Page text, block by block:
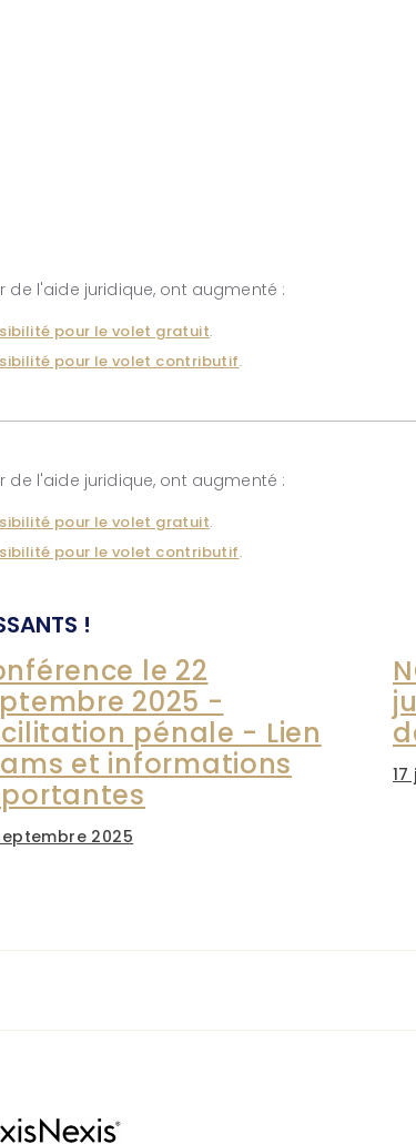
de l'aide juridique, ont augmenté :
pour le volet gratuit.
pour le volet contributif.
de l'aide juridique, ont augmenté :
pour le volet gratuit.
pour le volet contributif.
!
le 22
2025 -
pénale - Lien
et informations
2025